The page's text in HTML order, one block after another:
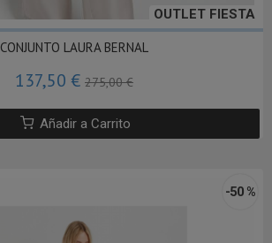
OUTLET FIESTA
CONJUNTO LAURA BERNAL
137,50 € 275,00 €
Añadir a Carrito
-50 %